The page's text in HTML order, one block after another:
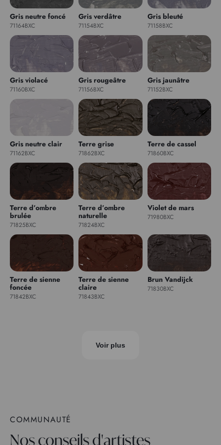
Gris neutre foncé
71164BXC
Gris verdâtre
71154BXC
Gris bleuté
71158BXC
Gris violacé
71160BXC
Gris rougeâtre
71156BXC
Gris jaunâtre
71152BXC
Gris neutre clair
71162BXC
Terre grise
71862BXC
Terre de cassel
71860BXC
Terre d’ombre
brulée
71825BXC
Terre d’ombre
naturelle
71824BXC
Violet de mars
71980BXC
Terre de sienne
foncée
71842BXC
Terre de sienne
claire
71843BXC
Brun Vandijck
71830BXC
Voir plus
COMMUNAUTÉ
Nos conseils d'artistes